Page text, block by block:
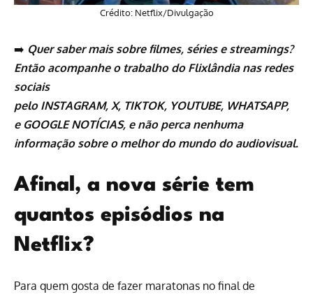
Crédito: Netflix/Divulgação
➡️ Quer saber mais sobre filmes, sériese streamings?
Então acompanhe o trabalho do Flixlândianas redes
sociais
pelo INSTAGRAM, X, TIKTOK, YOUTUBE, WHATSAPP,
e GOOGLE NOTÍCIAS, e não perca nenhuma
informação sobre o melhor do mundo do audiovisual.
Afinal, a nova série tem
quantos episódios na
Netflix?
Para quem gosta de fazer maratonas no final de